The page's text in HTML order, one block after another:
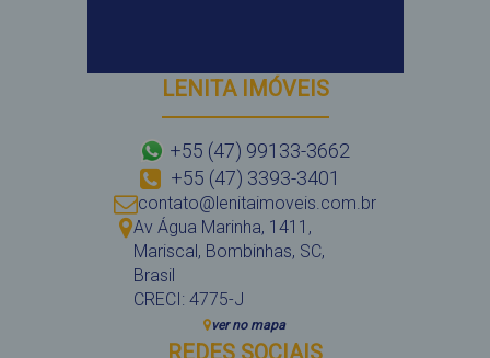
LENITA IMÓVEIS
+55 (47) 99133-3662
+55 (47) 3393-3401
contato@lenitaimoveis.com.br
Av Água Marinha, 1411 ,
Mariscal , Bombinhas, SC,
Brasil
CRECI: 4775-J
ver no mapa